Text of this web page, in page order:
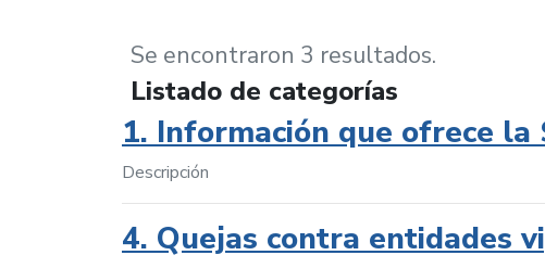
Se encontraron 3 resultados.
Listado de categorías
1. Información que ofrece la
Descripción
4. Quejas contra entidades